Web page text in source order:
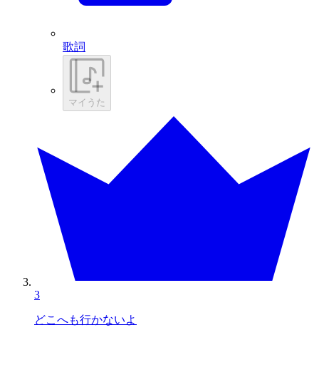
歌詞
マイうた
3
どこへも行かないよ